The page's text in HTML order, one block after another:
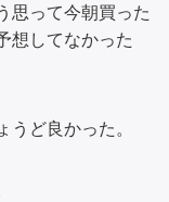
思って今朝買った
想してなかった
ど良かった。